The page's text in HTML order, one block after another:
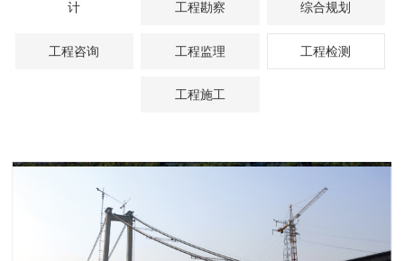
计 工程勘察 综合规划
工程咨询 工程监理 工程检测
工程施工